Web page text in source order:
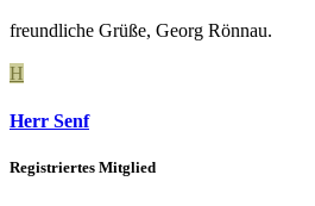
freundliche Grüße, Georg Rönnau.
H
Herr Senf
Registriertes Mitglied